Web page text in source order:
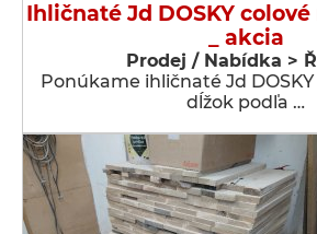
Ihličnaté Jd DOSKY
_ akcia
Prodej / Nabídka >
Ponúkame ihličnaté Jd
dĺžok podľa …